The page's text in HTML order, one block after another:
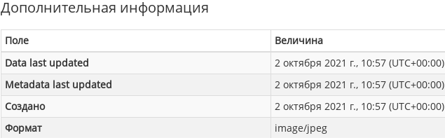
Дополнительная информация
Поле
Величина
Data last updated
2 октября 2021 г., 10:57 (UTC+00:00)
Metadata last updated
2 октября 2021 г., 10:57 (UTC+00:00)
Создано
2 октября 2021 г., 10:57 (UTC+00:00)
Формат
image/jpeg